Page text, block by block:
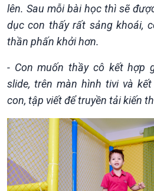
Xã hội
Tin Đời sống & Xã hội
360 độ Sức khỏe
Chuyển đổi Xanh
Tài nguyên và Môi trường
lên. Sau mỗi bài học thì sẽ
dục con thấy rất sảng khoái,
thần phấn khởi hơn.
- Con muốn thầy cô kết hợp
slide, trên màn hình tivi và
con, tập viết để truyền tải kiến